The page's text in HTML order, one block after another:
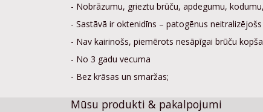
- Nobrāzumu, grieztu brūču, apdegumu,
- Sastāvā ir oktenidīns – patogēnus
- Nav kairinošs, piemērots nesāpīgai brūču
- No 3 gadu vecuma
- Bez krāsas un smaržas;
Mūsu produkti & pakalpojumi